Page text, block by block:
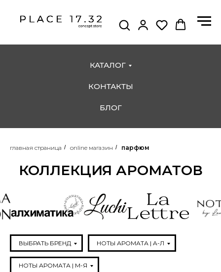
КАТАЛОГ
КОНТАКТЫ
БЛОГ
главная страница / online магазин / парфюм
КОЛЛЕКЦИЯ АРОМАТОВ
ВЫБРАТЬ БРЕНД НОТЫ АРОМАТА | A-Л
НОТЫ АРОМАТА | М-Я